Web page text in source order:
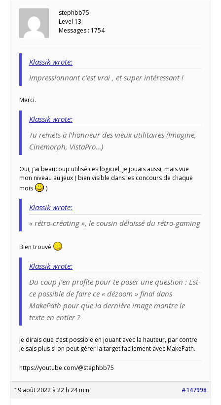
stephbb75
Level 13
Messages : 1754
Klassik wrote:
Impressionnant c’est vrai , et super intéressant !
Merci.
Klassik wrote:
Tu remets à l’honneur des vieux utilitaires (Imagine,
Cinemorph, VistaPro…)
Oui, j’ai beaucoup utilisé ces logiciel, je jouais aussi, mais vue
mon niveau au jeux ( bien visible dans les concours de chaque
mois
)
Klassik wrote:
« rétro-créating », le cousin délaissé du rétro-gaming
Bien trouvé
Klassik wrote:
Du coup j’en profite pour te poser une question : Est-
ce possible de faire ce « dézoom » final dans
MakePath pour que la dernière image montre le
texte en entier ?
Je dirais que c’est possible en jouant avec la hauteur, par contre
je sais plus si on peut gérer la target facilement avec MakePath.
https://youtube.com/@stephbb75
19 août 2022 à 22 h 24 min #147998